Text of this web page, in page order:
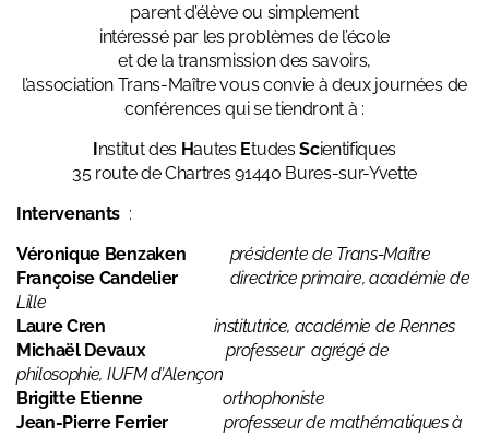
parent d’élève ou simplement
intéressé par les problèmes de l’école
et de la transmission des savoirs,
l’association Trans-Maître vous convie à deux journées de
conférences qui se tiendront à :
Institut des Hautes Etudes Scientifiques
35 route de Chartres 91440 Bures-sur-Yvette
Intervenants :
Véronique Benzaken
présidente de Trans-Maître
Françoise Candelier
directrice primaire, académie de
Lille
Laure Cren
institutrice, académie de Rennes
Michaël Devaux
professeur agrégé de
philosophie, IUFM d’Alençon
Brigitte Etienneorthophoniste
Jean-Pierre Ferrier
professeur de mathématiques à